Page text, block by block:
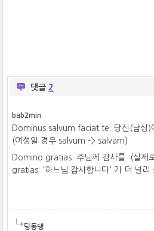
댓글 2
bab2min
Dominus salvum faciat te. 당신(남성)
(여성일 경우 salvum -> salvam)
Domino gratias. 주님께 감사를. (실제
gratias: '하느님 감사합니다' 가 더 널리
딩동댕